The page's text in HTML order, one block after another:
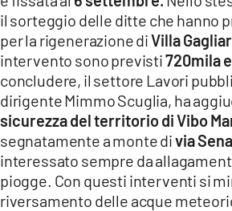
il sorteggio delle ditte che hanno
per la rigenerazione diVilla
intervento sono previsti720mila
concludere, il settore Lavori
dirigente Mimmo Scuglia, ha
sicurezza del territorio di Vibo
segnatamente a monte divia
interessato sempre da
piogge. Con questi interventi si
riversamento delle acque